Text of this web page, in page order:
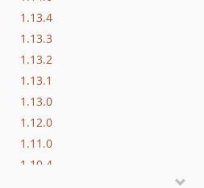
1.13.4
1.13.3
1.13.2
1.13.1
1.13.0
1.12.0
1.11.0
1.10.4